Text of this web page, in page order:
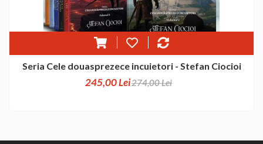
Seria Cele douasprezece incuietori - Stefan Ciocioi
245,00 Lei274,00 Lei